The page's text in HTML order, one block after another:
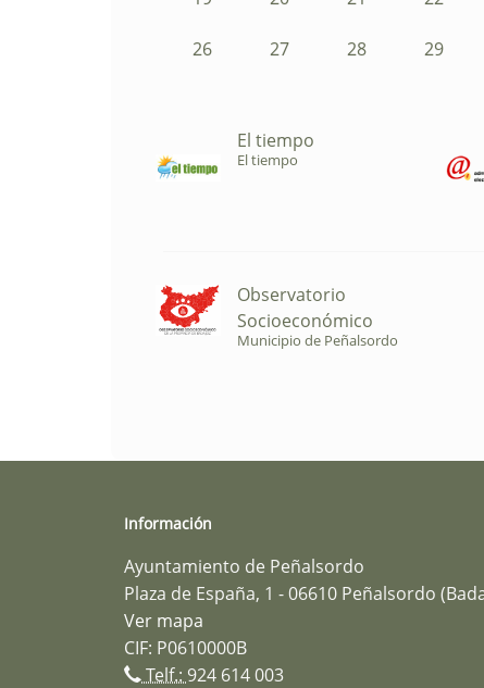
26 27 28 29
El tiempo
El tiempo
Observatorio
Socioeconómico
Municipio de Peñalsordo
Información
Ayuntamiento de Peñalsordo
Plaza de España, 1 - 06610 Peñalsordo
Ver mapa
CIF: P0610000B
Telf.: 924 614 003